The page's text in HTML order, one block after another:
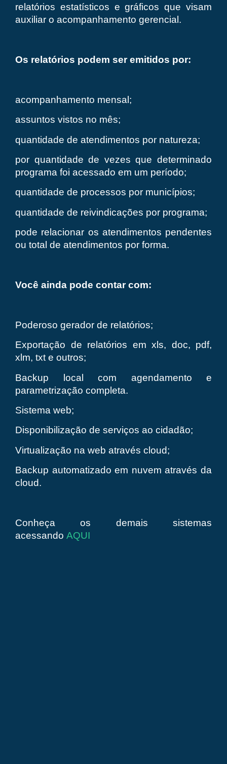
relatórios estatísticos e gráficos que visam
auxiliar o acompanhamento gerencial.
Os relatórios podem ser emitidos por:
acompanhamento mensal;
assuntos vistos no mês;
quantidade de atendimentos por natureza;
por quantidade de vezes que determinado
programa foi acessado em um período;
quantidade de processos por municípios;
quantidade de reivindicações por programa;
pode relacionar os atendimentos pendentes
ou total de atendimentos por forma.
Você ainda pode contar com:
Poderoso gerador de relatórios;
Exportação de relatórios em xls, doc, pdf,
xlm, txt e outros;
Backup local com agendamento e
parametrização completa.
Sistema web;
Disponibilização de serviços ao cidadão;
Virtualização na web através cloud;
Backup automatizado em nuvem através da
cloud.
Conheça os demais sistemas
acessando AQUI